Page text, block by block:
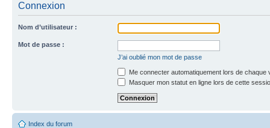
Connexion
Nom d’utilisateur :
Mot de passe :
J’ai oublié mon mot de passe
Me connecter automatiquement lors de chaque
Masquer mon statut en ligne lors de cette
Index du forum